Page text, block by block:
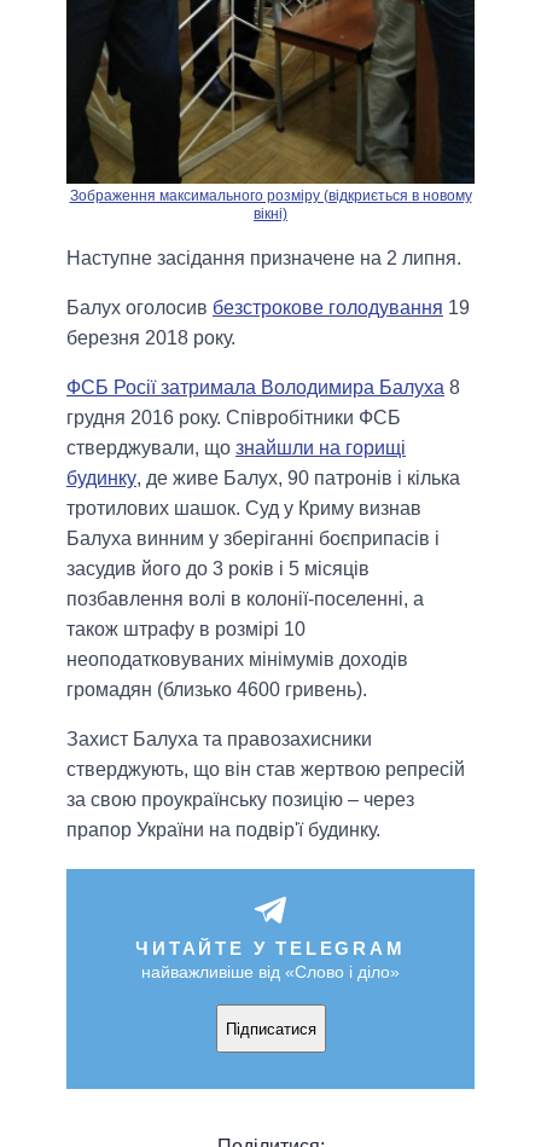
Зображення максимального розміру (відкриється в новому
вікні)
Наступне засідання призначене на 2 липня.
Балух оголосив безстрокове голодування 19
березня 2018 року.
ФСБ Росії затримала Володимира Балуха 8
грудня 2016 року. Співробітники ФСБ
стверджували, що знайшли на горищі
будинку, де живе Балух, 90 патронів і кілька
тротилових шашок. Суд у Криму визнав
Балуха винним у зберіганні боєприпасів і
засудив його до 3 років і 5 місяців
позбавлення волі в колонії-поселенні, а
також штрафу в розмірі 10
неоподатковуваних мінімумів доходів
громадян (близько 4600 гривень).
Захист Балуха та правозахисники
стверджують, що він став жертвою репресій
за свою проукраїнську позицію – через
прапор України на подвір'ї будинку.
ЧИТАЙТЕ У TELEGRAM
найважливіше від «Слово і діло»
Підписатися